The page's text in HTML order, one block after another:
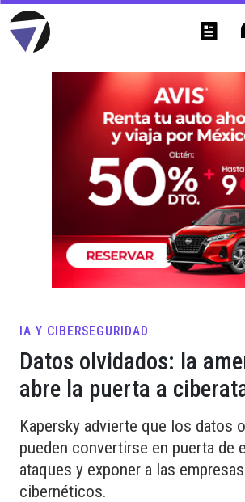
IA Y CIBERSEGURIDAD
Datos olvidados: la
abre la puerta a
Kapersky advierte que los datos
pueden convertirse en puerta de
ataques y exponer a las
cibernéticos.